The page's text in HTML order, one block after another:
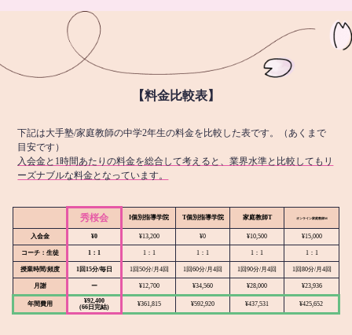
【料金比較表】
下記は大手塾/家庭教師の中学2年生の料金を比較した表です。（あくまで
目安です）
入会金と1時間あたりの料金を総合して考えると、業界水準と比較してもリ
ーズナブルな料金となっています。
秀桜会 I個別指導学院 T個別指導学院 家庭教師T オンライン家庭教師M
入会金 ¥0 ¥13,200 ¥0 ¥10,500 ¥15,000
コーチ：生徒 1：1 1：1 1：1 1：1 1：1
授業時間/頻度 1回15分/毎日 1回50分/月4回 1回60分/月4回 1回90分/月4回 1回80分/月4回
月謝 ー ¥12,700 ¥34,560 ¥28,000 ¥23,936
年間費用
¥92,400
(66日完結)
¥361,815 ¥592,920 ¥437,531 ¥425,652